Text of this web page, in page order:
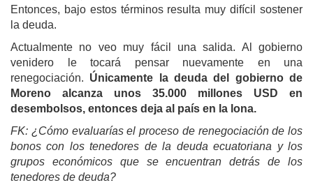
Entonces, bajo estos términos resulta muy difícil sostener
la deuda.
Actualmente no veo muy fácil una salida. Al gobierno
venidero le tocará pensar nuevamente en una
renegociación. Únicamente la deuda del gobierno de
Moreno alcanza unos 35.000 millones USD en
desembolsos, entonces deja al país en la lona.
FK: ¿Cómo evaluarías el proceso de renegociación de los
bonos con los tenedores de la deuda ecuatoriana y los
grupos económicos que se encuentran detrás de los
tenedores de deuda?